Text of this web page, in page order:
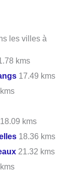
les villes à
kms
17.49 kms
18.09 kms
18.36 kms
21.32 kms